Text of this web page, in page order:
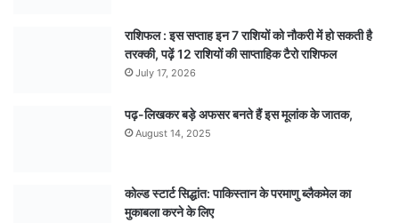
राशिफल : इस सप्ताह इन 7 राशियों को नौकरी में हो सकती है
तरक्की, पढ़ें 12 राशियों की साप्ताहिक टैरो राशिफल
July 17, 2026
पढ़-लिखकर बड़े अफसर बनते हैं इस मूलांक के जातक,
August 14, 2025
कोल्ड स्टार्ट सिद्धांत: पाकिस्तान के परमाणु ब्लैकमेल का
मुकाबला करने के लिए